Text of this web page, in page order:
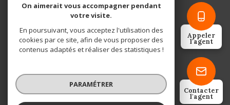
Appeler
l'agent
Contacter
l'agent
Cookies
© 2026 | Tous droits réservés
On aimerait vous accompagner pendant
votre visite.
En poursuivant, vous acceptez l'utilisation des
cookies par ce site, afin de vous proposer des
contenus adaptés et réaliser des statistiques !
PARAMÉTRER